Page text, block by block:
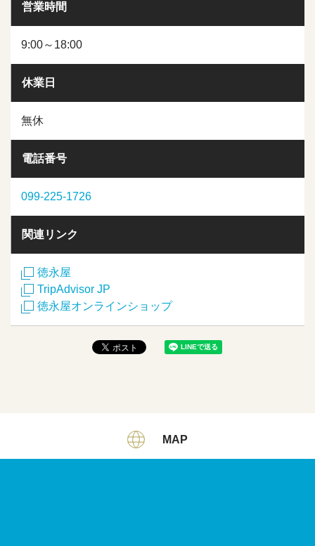
営業時間
9:00～18:00
休業日
無休
電話番号
099-225-1726
関連リンク
徳永屋
TripAdvisor JP
徳永屋オンラインショップ
MAP